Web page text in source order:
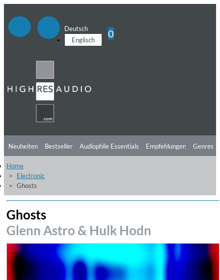
Deutsch
Englisch
0
Neuheiten Bestseller Audiophile Essentials Empfehlungen
Hörtipps
Videos
Genres
Home
Electronic
Ghosts
Ghosts
Glenn Astro & Hulk Hodn